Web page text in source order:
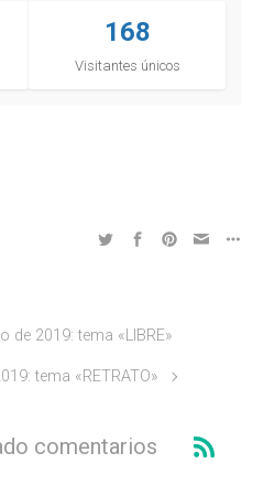
168
Visitantes únicos
de 2019: tema «LIBRE»
tema «RETRATO»
comentarios